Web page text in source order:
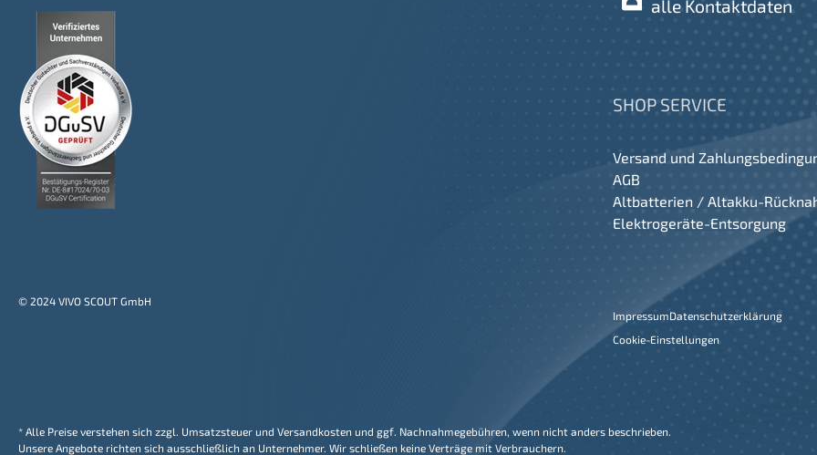
alle Kontaktdaten
SHOP SERVICE
Versand und
AGB
Altbatterien / Altakku-
Elektrogeräte-Entsorgung
© 2024 VIVO SCOUT GmbH
ImpressumDatenschutzerklärung
Cookie-Einstellungen
* Alle Preise verstehen sich zzgl. Umsatzsteuer und Versandkosten und ggf. Nachnahmegebühren, wenn nicht anders beschrieben.
Unsere Angebote richten sich ausschließlich an Unternehmer. Wir schließen keine Verträge mit Verbrauchern.